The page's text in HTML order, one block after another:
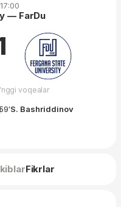
— FarDu
voqealar
S. Bashriddinov
Fikrlar